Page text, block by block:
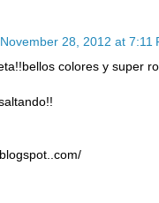
November 28, 2012 at 7:11
colores y super